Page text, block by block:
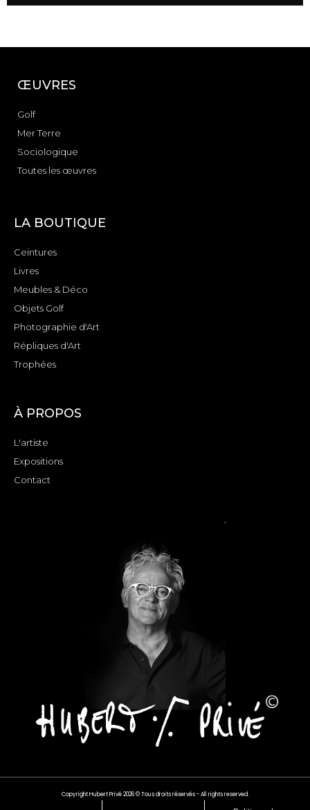
ŒUVRES
Golf
Mer Terre
Sociologique
Toutes les œuvres
LA BOUTIQUE
Ceintures
Livres
Meubles & Déco
Objets Golf
Photographie d'Art
Répliques d'Art
Trophées
À PROPOS
L'artiste
Expositions
Contact
Copyright Hubert Privé 2026 © Tous droits réservés - All rights reserved.